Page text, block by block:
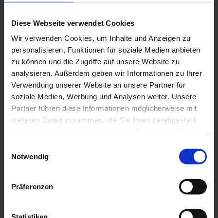
Diese Webseite verwendet Cookies
Wir verwenden Cookies, um Inhalte und Anzeigen zu
personalisieren, Funktionen für soziale Medien anbieten
zu können und die Zugriffe auf unsere Website zu
analysieren. Außerdem geben wir Informationen zu Ihrer
Verwendung unserer Website an unsere Partner für
soziale Medien, Werbung und Analysen weiter. Unsere
Partner führen diese Informationen möglicherweise mit
weiteren Daten zusammen, die Sie ihnen bereitgestellt
Notwendig
Präferenzen
eine Bar, Beamer und Leinwand sowie eine mobile
Bühne.